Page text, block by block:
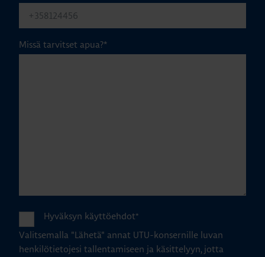
Missä tarvitset apua?*
Hyväksyn käyttöehdot*
Valitsemalla "Lähetä" annat UTU-konsernille luvan
henkilötietojesi tallentamiseen ja käsittelyyn, jotta